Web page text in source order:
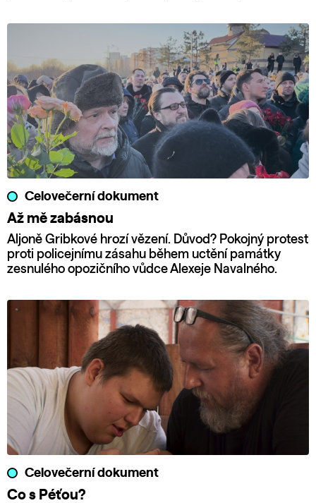
Celovečerní dokument
Až mě zabásnou
Aljoně Gribkové hrozí vězení. Důvod? Pokojný protest
proti policejnímu zásahu během uctění památky
zesnulého opozičního vůdce Alexeje Navalného.
Celovečerní dokument
Co s Péťou?